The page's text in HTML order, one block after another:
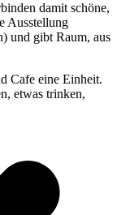
damit schöne,
Ausstellung
und gibt Raum, aus
Cafe eine Einheit.
etwas trinken,